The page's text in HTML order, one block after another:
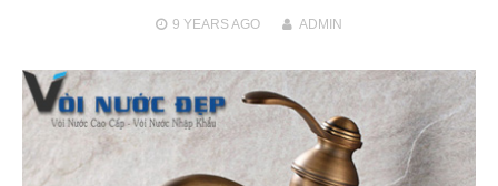
9 YEARSAGO ADMIN